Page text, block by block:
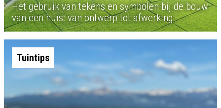
Het gebruik van tekens en symbolen bij de bouw
van een huis: van ontwerp tot afwerking
Tuintips